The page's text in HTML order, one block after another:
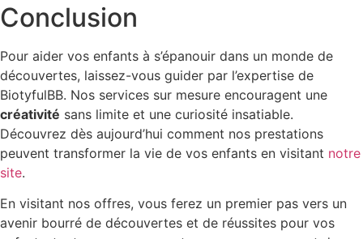
Conclusion
Pour aider vos enfants à s’épanouir dans un monde de
découvertes, laissez-vous guider par l’expertise de
BiotyfulBB. Nos services sur mesure encouragent une
créativité sans limite et une curiosité insatiable.
Découvrez dès aujourd’hui comment nos prestations
peuvent transformer la vie de vos enfants en visitant notre
site.
En visitant nos offres, vous ferez un premier pas vers un
avenir bourré de découvertes et de réussites pour vos